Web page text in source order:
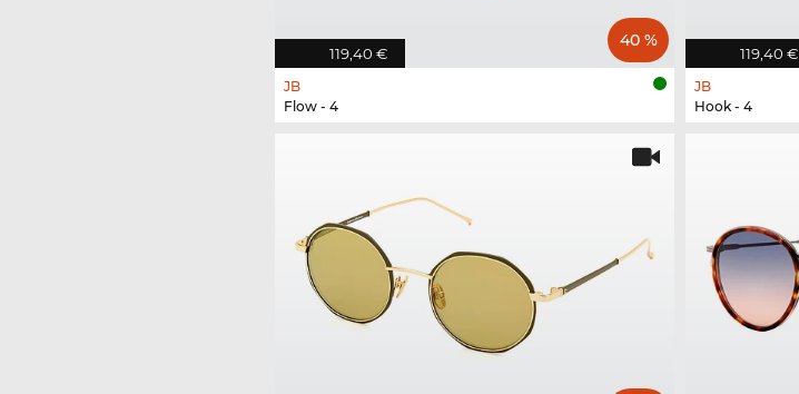
119,40 €
40 %
JB
Flow - 4
119,40 €
JB
Hook - 4